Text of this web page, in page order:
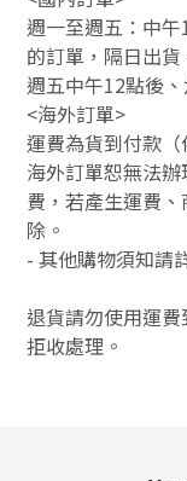
週一至週五：中
的訂單，隔日出貨
週五中午12點後
<海外訂單>
運費為貨到付款（
海外訂單恕無法
費，若產生運費
除。
- 其他購物須知請
退貨請勿使用運
拒收處理。